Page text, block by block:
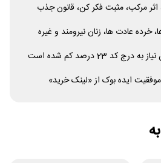
اثر مرکب، مثبت فکر کن، قانون جذب
خرده عادت ها، زنان نیرومند و غیره
کد 23 درصد کم شده است
ایده بوک از «لینک خرید»